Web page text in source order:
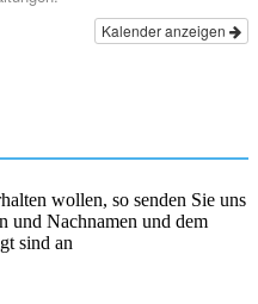
Kalender anzeigen
wollen, so senden Sie uns
und Nachnamen und dem
sind an